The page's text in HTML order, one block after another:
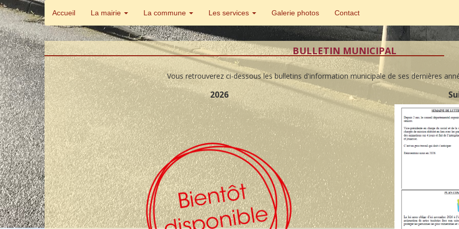
Accueil La mairie La commune Les services Galerie photos Contact
BULLETIN MUNICIPAL
Vous retrouverez ci-dessous les bulletins d'information municipale de ses dernières
2026